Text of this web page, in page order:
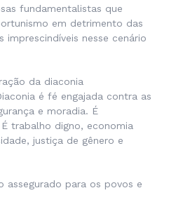
fundamentalistas que
em detrimento das
nesse cenário
da diaconia
é fé engajada contra as
e moradia. É
trabalho digno, economia
justiça de gênero e
assegurado para os povos e